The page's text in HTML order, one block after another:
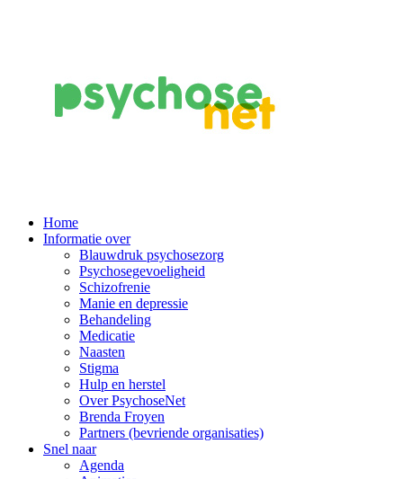
Main
Navigation
Home
Informatie over
Blauwdruk psychosezorg
Psychosegevoeligheid
Schizofrenie
Manie en depressie
Behandeling
Medicatie
Naasten
Stigma
Hulp en herstel
Over PsychoseNet
Brenda Froyen
Partners (bevriende organisaties)
Snel naar
Agenda